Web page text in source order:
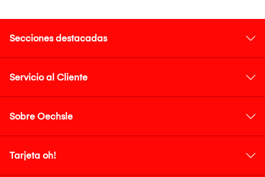
Secciones destacadas
Servicio al Cliente
Sobre Oechsle
Tarjeta oh!